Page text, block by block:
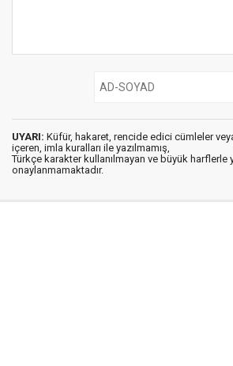
UYARI: Küfür, hakaret, rencide edici cümleler
içeren, imla kuralları ile yazılmamış,
Türkçe karakter kullanılmayan ve büyük harflerle
onaylanmamaktadır.